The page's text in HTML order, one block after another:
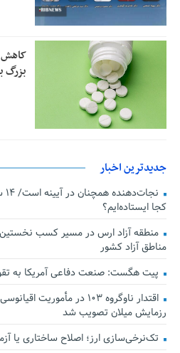
بزرگ
جدیدترین اخبار
کجا ایستاده‌ایم؟
منطقه آزاد ارس در مسیر کسب
مناطق آزاد کشور
پیت هگست: صنعت دفاعی آمریکا به
رزمایش میلان تصویب شد
تک‌نرخی‌سازی ارز؛ اصلاح ساختاری یا